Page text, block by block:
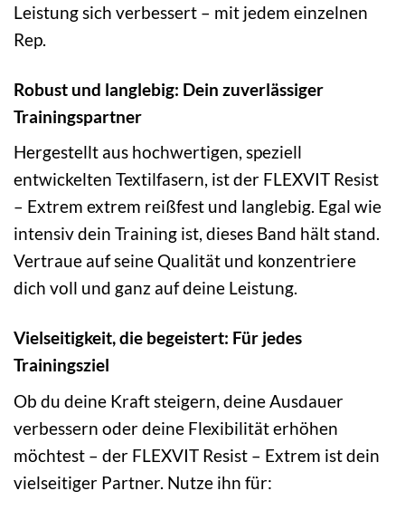
Leistung sich verbessert – mit jedem einzelnen
Rep.
Robust und langlebig: Dein zuverlässiger
Trainingspartner
Hergestellt aus hochwertigen, speziell
entwickelten Textilfasern, ist der FLEXVIT Resist
– Extrem extrem reißfest und langlebig. Egal wie
intensiv dein Training ist, dieses Band hält stand.
Vertraue auf seine Qualität und konzentriere
dich voll und ganz auf deine Leistung.
Vielseitigkeit, die begeistert: Für jedes
Trainingsziel
Ob du deine Kraft steigern, deine Ausdauer
verbessern oder deine Flexibilität erhöhen
möchtest – der FLEXVIT Resist – Extrem ist dein
vielseitiger Partner. Nutze ihn für: